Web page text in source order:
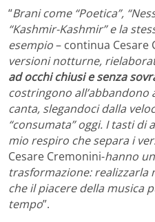
“Brani come “Poetica”,
“Kashmir-Kashmir” e la
esempio– continua Cesare
versioni notturne,
ad occhi chiusi e senza
costringono all’abbandono
canta, slegandoci dalla
“consumata” oggi. I tasti
mio respiro che separa i
Cesare Cremonini-hanno
trasformazione: realizzarla
che il piacere della musica
tempo”.